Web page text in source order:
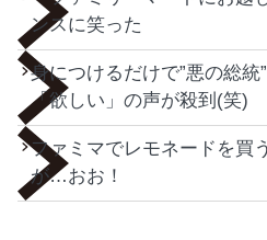
ンスに笑った
身につけるだけで”悪の総統
「欲しい」の声が殺到(笑)
ファミマでレモネードを買
が…おお！